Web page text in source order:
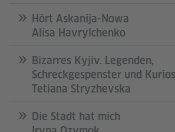
Hört Askanija-Nowa
Alisa Havrylchenko
Bizarres Kyjiv. Legenden,
Schreckgespenster und
Tetiana Stryzhevska
Die Stadt hat mich